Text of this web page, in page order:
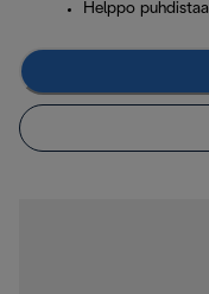
Helppo puhdistaa